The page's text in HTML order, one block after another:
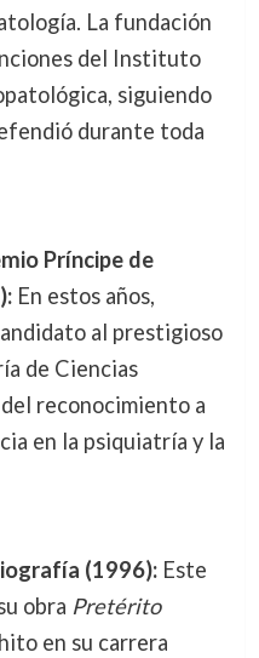
La fundación
del Instituto
siguiendo
durante toda
Príncipe de
En estos años,
al prestigioso
de Ciencias
reconocimiento a
en la psiquiatría y la
(1996):Este
obra Pretérito
en su carrera